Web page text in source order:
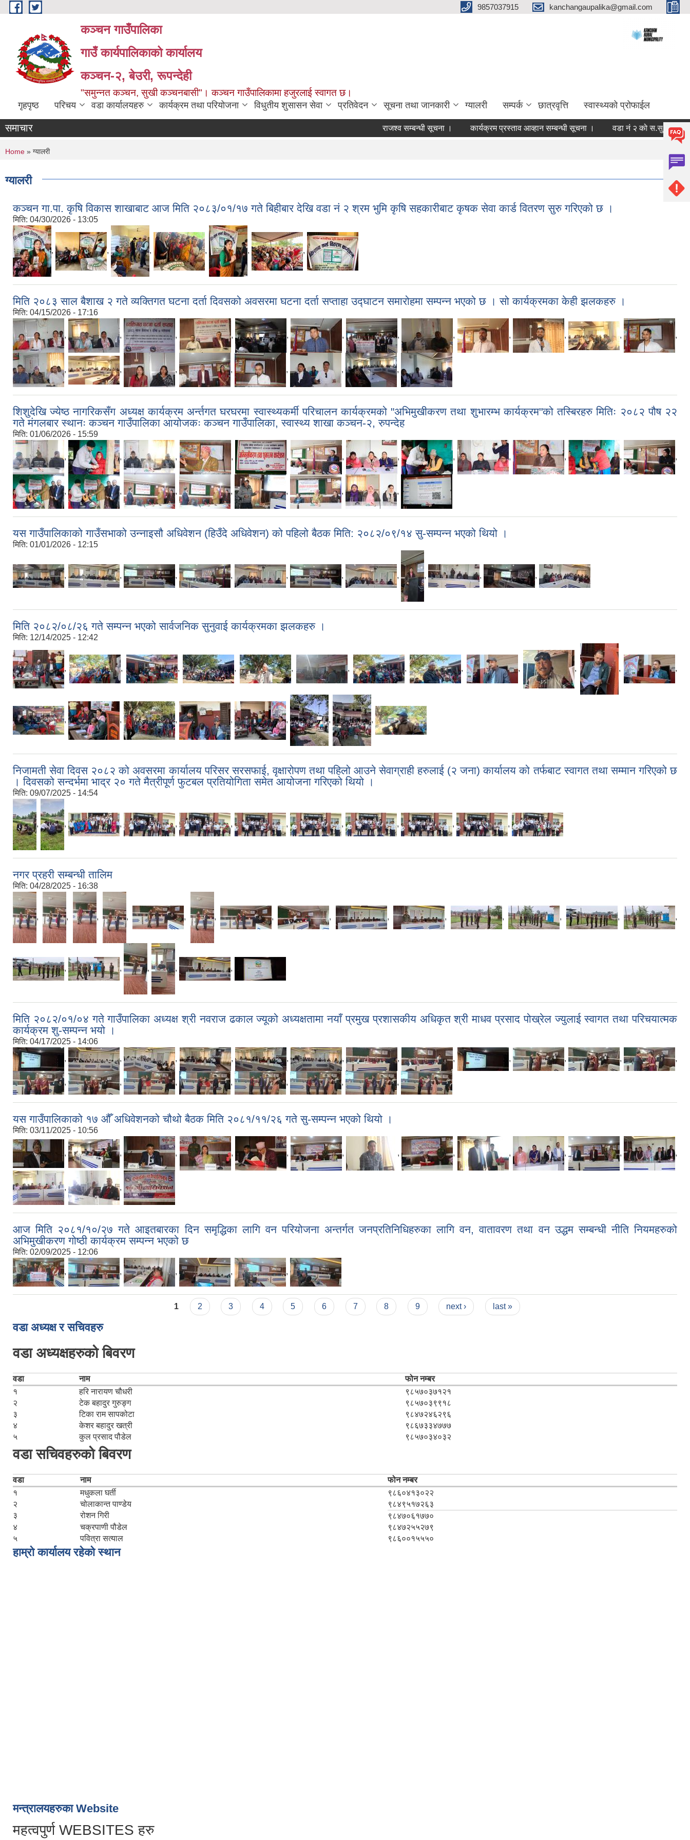
Skip to main content 9857037915 kanchangaupalika@gmail.com
कञ्चन गाउँपालिका
गाउँ कार्यपालिकाको कार्यालय
कञ्‍चन-२, बेउरी, रूपन्देही
"समुन्‍नत कञ्‍चन, सुखी कञ्‍चनबासी"। कञ्चन गाउँपालिकामा हजुरलाई स्वागत छ।
गृहपृष्ठ परिचय वडा कार्यालयहरु कार्यक्रम तथा परियोजना विधुतीय शुसासन सेवा प्रतिवेदन सूचना तथा जानकारी ग्यालरी सम्पर्क छात्रवृत्ति स्वास्थ्यको प्रोफाईल
समाचार राजश्व सम्बन्धी सूचना । कार्यक्रम प्रस्ताव आव्हान सम्बन्धी सूचना । वडा नं २ को स.सु. भत्ता नामकरण
You are here
Home » ग्यालरी
ग्यालरी
कञ्‍चन गा.पा. कृषि विकास शाखाबाट आज मिति २०८३/०१/१७ गते बिहीबार देखि वडा नं २ श्रम भुमि कृषि सहकारीबाट कृषक सेवा कार्ड वितरण सुरु गरिएको छ ।
मिति: 04/30/2026 - 13:05
, , , , , ,
मिति २०८३ साल बैशाख २ गते व्यक्तिगत घटना दर्ता दिवसको अवसरमा घटना दर्ता सप्ताहा उद्घाटन समारोहमा सम्पन्न भएको छ । सो कार्यक्रमका केही झलकहरु ।
मिति: 04/15/2026 - 17:16
, , , , , , , , , , , ,
, , , , , , ,
शिशुदेखि ज्येष्ठ नागरिकसँग अध्यक्ष कार्यक्रम अर्न्तगत घरघरमा स्वास्थ्यकर्मी परिचालन कार्यक्रमको "अभिमुखीकरण तथा शुभारम्भ कार्यक्रम"को तस्बिरहरु मितिः २०८२ पौष २२
गते मंगलबार स्थानः कञ्चन गाउँपालिका आयोजकः कञ्चन गाउँपालिका, स्वास्थ्य शाखा कञ्चन-२, रुपन्देह
मिति: 01/06/2026 - 15:59
, , , , , , , , , , , ,
, , , , , , ,
यस गाउँपालिकाको गाउँसभाको उन्नाइसौ अधिवेशन (हिउँदे अधिवेशन) को पहिलो बैठक मिति: २०८२/०९/१४ सु-सम्पन्न भएको थियो ।
मिति: 01/01/2026 - 12:15
, , , , , , , , , ,
मिति २०८२/०८/२६ गते सम्पन्न भएको सार्वजनिक सुनुवाई कार्यक्रमका झलकहरु ।
मिति: 12/14/2025 - 12:42
, , , , , , , , , , , ,
, , , , , , ,
निजामती सेवा दिवस २०८२ को अवसरमा कार्यालय परिसर सरसफाई, वृक्षारोपण तथा पहिलो आउने सेवाग्राही हरुलाई (२ जना) कार्यालय को तर्फबाट स्वागत तथा सम्मान गरिएको छ
। दिवसको सन्दर्भमा भाद्र २० गते मैत्रीपूर्ण फुटबल प्रतियोगिता समेत आयोजना गरिएको थियो ।
मिति: 09/07/2025 - 14:54
, , , , , , , , , ,
नगर प्रहरी सम्बन्धी तालिम
मिति: 04/28/2025 - 16:38
, , , , , , , , , , , , , ,
, , , , ,
मिति २०८२/०१/०४ गते गाउँपालिका अध्यक्ष श्री नवराज ढकाल ज्यूको अध्यक्षतामा नयाँ प्रमुख प्रशासकीय अधिकृत श्री माधव प्रसाद पोख्रेल ज्युलाई स्वागत तथा परिचयात्मक
कार्यक्रम शु-सम्पन्न भयो ।
मिति: 04/17/2025 - 14:06
,
, , , , , , , , , , ,
, , , , , , ,
यस गाउँपालिकाको १७ औँ अधिवेशनको चौथो बैठक मिति २०८१/११/२६ गते सु-सम्पन्न भएको थियो ।
मिति: 03/11/2025 - 10:56
, , , , , , , , , , , ,
, ,
आज मिति २०८१/१०/२७ गते आइतबारका दिन समृद्धिका लागि वन परियोजना अन्तर्गत जनप्रतिनिधिहरुका लागि वन, वातावरण तथा वन उद्धम सम्बन्धी नीति नियमहरुको
अभिमुखीकरण गोष्ठी कार्यक्रम सम्पन्न भएको छ
मिति: 02/09/2025 - 12:06
, , , , ,
1 2 3 4 5 6 7 8 9 next › last »
वडा अध्यक्ष र सचिवहरु
वडा अध्यक्षहरुको बिवरण
वडा नाम
फोन नम्बर
१
हरि नारायण चौधरी
९८५७०३७१२१
२
टेक बहादुर गुरुङ्ग
९८५७०३९९१८
३
टिका राम सापकोटा
९८४७२४६२९६
४
केशर बहादुर खत्री
९८६७३३४७७७
५
कुल प्रसाद पौडेल ९८५७०३४०३२
वडा सचिवहरुको बिवरण
वडा नाम
फोन नम्बर
१
मधुकला घर्ती
९८६०४१३०२२
२
चोलाकान्त पाण्डेय
९८४९५१७२६३
३
रोशन गिरी
९८४७०६१७७०
४
चक्रपाणी पौडेल
९८४७२५५२७९
५
पवित्रा सत्याल ९८६००१५५५०
हाम्रो कार्यालय रहेको स्थान
मन्त्रालयहरुका Website
महत्वपुर्ण WEBSITES हरु